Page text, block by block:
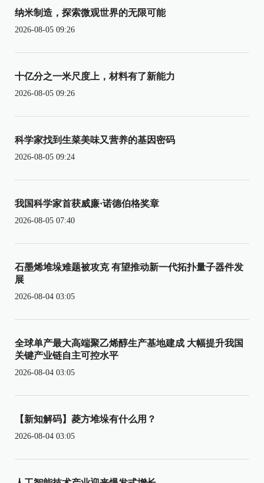
纳米制造，探索微观世界的无限可能
2026-08-05 09:26
十亿分之一米尺度上，材料有了新能力
2026-08-05 09:26
科学家找到生菜美味又营养的基因密码
2026-08-05 09:24
我国科学家首获威廉·诺德伯格奖章
2026-08-05 07:40
石墨烯堆垛难题被攻克 有望推动新一代拓扑量子器件发
展
2026-08-04 03:05
全球单产最大高端聚乙烯醇生产基地建成 大幅提升我国
关键产业链自主可控水平
2026-08-04 03:05
【新知解码】菱方堆垛有什么用？
2026-08-04 03:05